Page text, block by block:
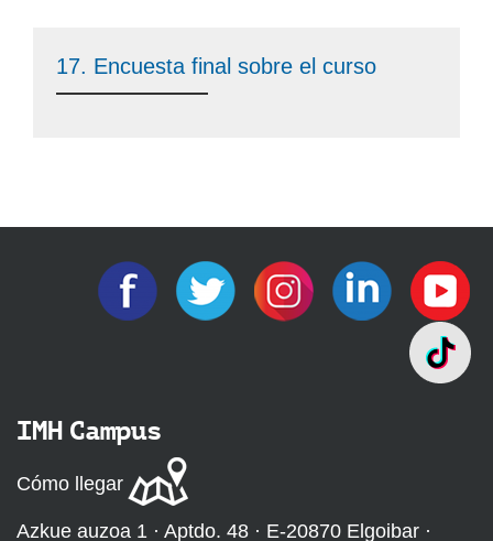
17. Encuesta final sobre el curso
IMH Campus
Cómo llegar
Azkue auzoa 1 · Aptdo. 48 · E-20870 Elgoibar ·